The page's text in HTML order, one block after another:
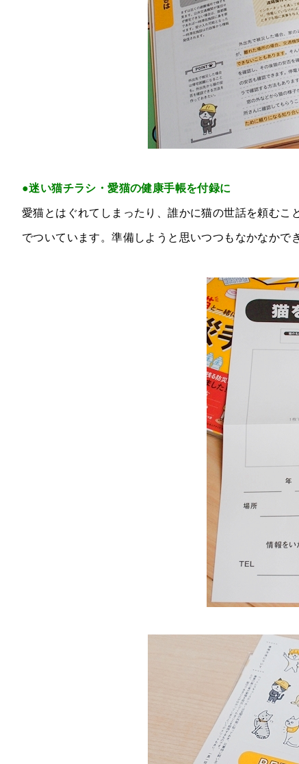
●迷い猫チラシ・愛猫の健康手帳を付録に
愛猫とはぐれてしまったり、誰かに猫の世話を頼む
でついています。準備しようと思いつつもなかなかで